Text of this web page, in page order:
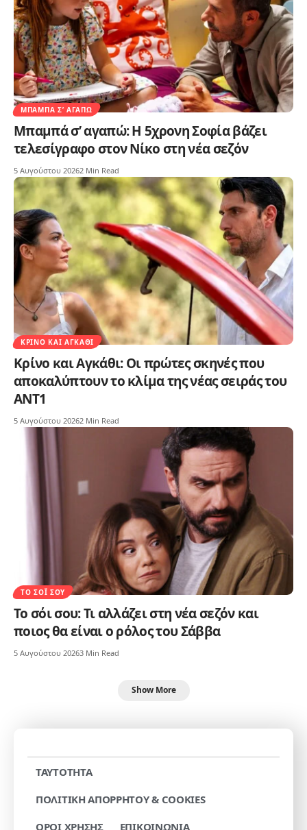
ΜΠΑΜΠΆ Σ’ ΑΓΑΠΏ
Μπαμπά σ’ αγαπώ: Η 5χρονη Σοφία βάζει
τελεσίγραφο στον Νίκο στη νέα σεζόν
5 Αυγούστου 20262 Min Read
ΚΡΊΝΟ ΚΑΙ ΑΓΚΆΘΙ
Κρίνο και Αγκάθι: Οι πρώτες σκηνές που
αποκαλύπτουν το κλίμα της νέας σειράς του
ΑΝΤ1
5 Αυγούστου 20262 Min Read
ΤΟ ΣΌΙ ΣΟΥ
Το σόι σου: Τι αλλάζει στη νέα σεζόν και
ποιος θα είναι ο ρόλος του Σάββα
5 Αυγούστου 20263 Min Read
Show More
TAYTOTHTA
ΠΟΛΙΤΙΚΗ ΑΠΟΡΡΗΤΟΥ & COOKIES
ΟΡΟΙ ΧΡΗΣΗΣ
ΕΠΙΚΟΙΝΩΝΙΑ